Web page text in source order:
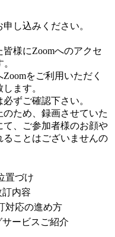
し込みください。
様にZoomへのアクセ
をご利用いただく
ます。
ずご確認下さい。
ため、録画させていた
、ご参加者様のお顔や
ことはございませんの
置づけ
訂内容
対応の進め方
ービスご紹介